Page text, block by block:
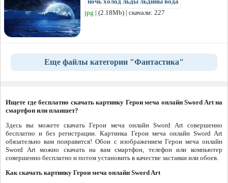
jpg | (2.18Mb) | скачали: 227
Еще файлы категории "Фантастика"
Ищете где бесплатно скачать картинку Герои меча онлайн Sword Art на
смартфон или планшет?
Здесь вы можете скачать Герои меча онлайн Sword Art совершенно
бесплатно и без регистрации. Картинка Герои меча онлайн Sword Art
обязательно вам понравится! Обои с изображением Герои меча онлайн
Sword Art можно скачать на вам смартфон, телефон или компьютер
совершенно бесплатно и потом установить в качестве заставки или обоев.
Как скачать картинку Герои меча онлайн Sword Art